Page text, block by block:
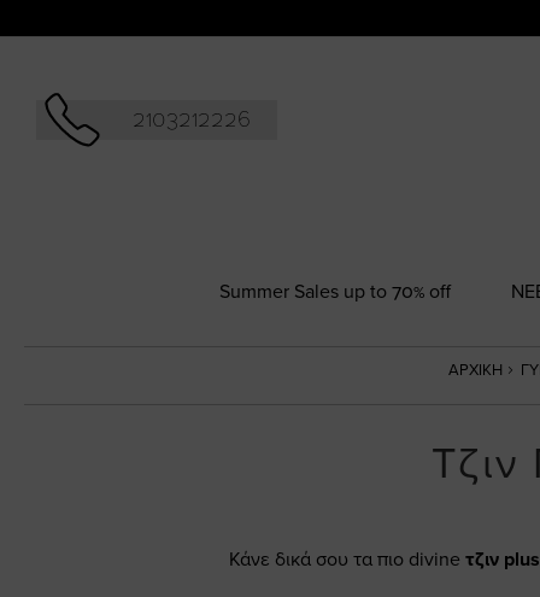
2103212226
Summer Sales up to 70% off
ΑΡΧΙΚΉ
Κάνε δικά σου τα πιο divine τζιν